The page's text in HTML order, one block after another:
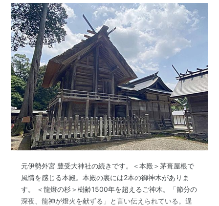
馬…
元伊勢外宮 豊受大神社の続きです。＜本殿＞茅葺屋根で
風情を感じる本殿。本殿の裏には2本の御神木がありま
す。 ＜龍燈の杉＞樹齢1500年を超えるご神木。「節分の
深夜、龍神が燈火を献ずる」と言い伝えられている。逞